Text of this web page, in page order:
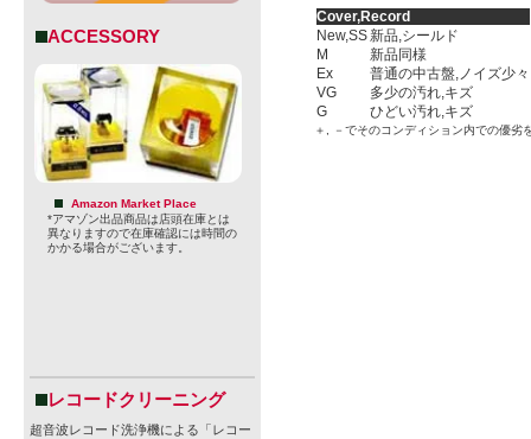
ACCESSORY
Amazon Market Place
*アマゾン出品商品は店頭在庫とは
異なりますので在庫確認には時間の
かかる場合がございます。
レコードクリーニング
超音波レコード洗浄機による「レコー
Cover,Record
New,SS新品,シールド
M
新品同様
Ex
普通の中古盤,ノイズ少々
VG
多少の汚れ,キズ
G
ひどい汚れ,キズ
＋, －でそのコンディション内での優劣